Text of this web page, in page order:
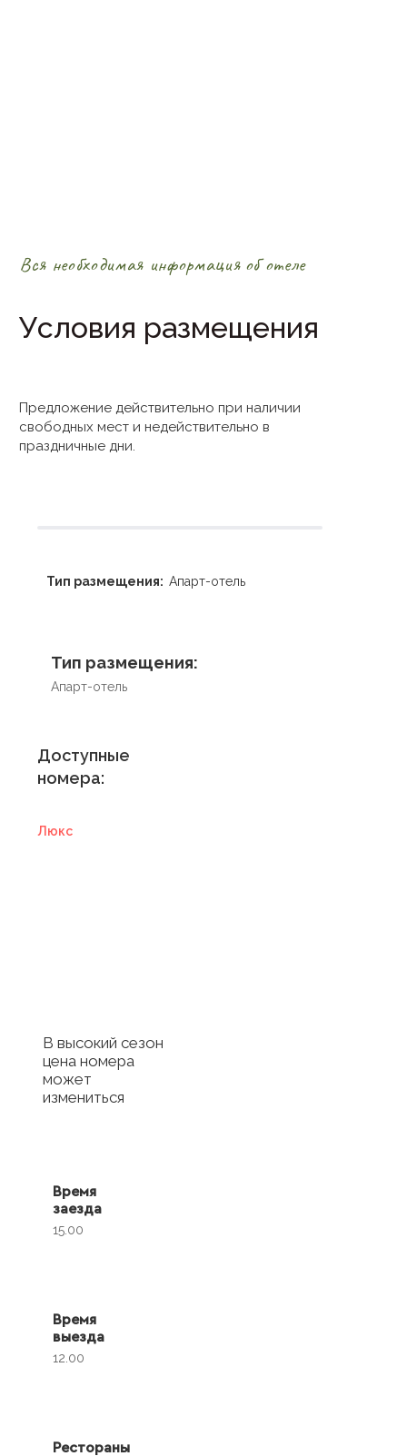
Вся необходимая информация об отеле
Условия размещения
Предложение действительно при наличии
свободных мест и недействительно в
праздничные дни.
Тип размещения: Апарт-отель
Тип размещения:
Апарт-отель
Доступные
номера:
Люкс
В высокий сезон
цена номера
может
измениться
Время
заезда
15.00
Время
выезда
12.00
Рестораны